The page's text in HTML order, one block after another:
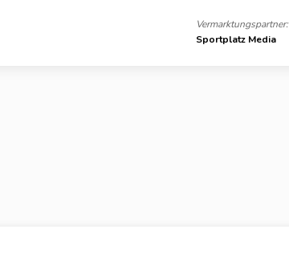
Vermarktungspartner:
Sportplatz Media